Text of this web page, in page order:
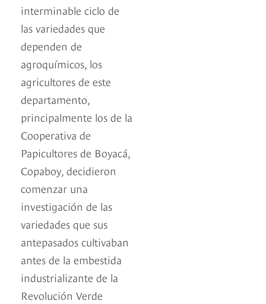
interminable ciclo de
las variedades que
dependen de
agroquímicos, los
agricultores de este
departamento,
principalmente los de la
Cooperativa de
Papicultores de Boyacá,
Copaboy, decidieron
comenzar una
investigación de las
variedades que sus
antepasados cultivaban
antes de la embestida
industrializante de la
Revolución Verde